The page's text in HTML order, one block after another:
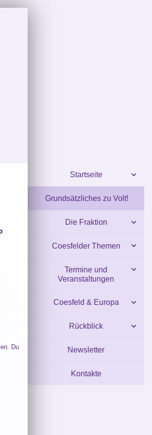
Startseite
Grundsätzliches zu Volt!
Die Fraktion
Coesfelder Themen
Termine und
Veranstaltungen
Coesfeld & Europa
Rückblick
Newsletter
Kontakte
Du